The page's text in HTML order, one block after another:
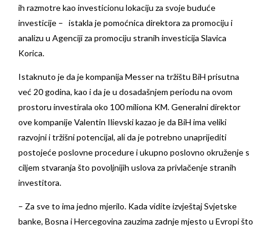
ih razmotre kao investicionu lokaciju za svoje buduće
investicije – istakla je pomoćnica direktora za promociju i
analizu u Agenciji za promociju stranih investicija Slavica
Korica.
Istaknuto je da je kompanija Messer na tržištu BiH prisutna
već 20 godina, kao i da je u dosadašnjem periodu na ovom
prostoru investirala oko 100 miliona KM. Generalni direktor
ove kompanije Valentin Ilievski kazao je da BiH ima veliki
razvojni i tržišni potencijal, ali da je potrebno unaprijediti
postojeće poslovne procedure i ukupno poslovno okruženje s
ciljem stvaranja što povoljnijih uslova za privlačenje stranih
investitora.
– Za sve to ima jedno mjerilo. Kada vidite izvještaj Svjetske
banke, Bosna i Hercegovina zauzima zadnje mjesto u Evropi što